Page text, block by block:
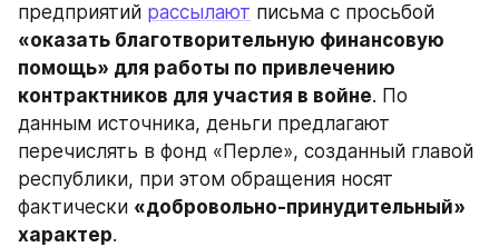
предприятий рассылают
«оказать благотворительную финансовую
помощь» для работы по привлечению
контрактников для участия в войне. По
данным источника, деньги предлагают
перечислять в фонд «Перле», созданный главой
республики, при этом обращения носят
фактически «добровольно-принудительный»
характер.